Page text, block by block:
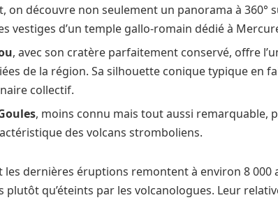
on découvre non seulement un panorama à 360°
vestiges d’un temple gallo-romain dédié à
, avec son cratère parfaitement conservé, offre
de la région. Sa silhouette conique typique en
collectif.
, moins connu mais tout aussi remarquable,
des volcans stromboliens.
les dernières éruptions remontent à environ 8 000
plutôt qu’éteints par les volcanologues. Leur